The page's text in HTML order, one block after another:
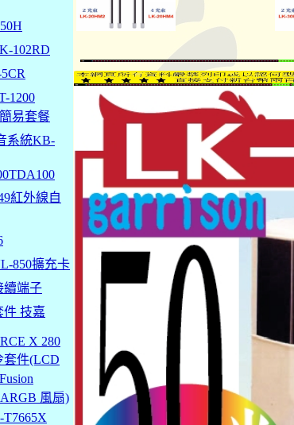
102RD
1200
易套餐
系統KB-
紅外線自
850擴充卡
續端子
件 技嘉
X 280
套件(LCD
ARGB 風扇)